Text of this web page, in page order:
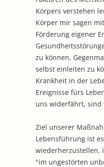
Körpers verstehen
Körper mir sagen
Förderung eigener
zu können,
selbst einleiten zu
Krankheit in der
Ereignisse fürs
uns widerfährt,
Ziel unserer
Lebensführung ist
wiederherzustellen,
"im ungestörten